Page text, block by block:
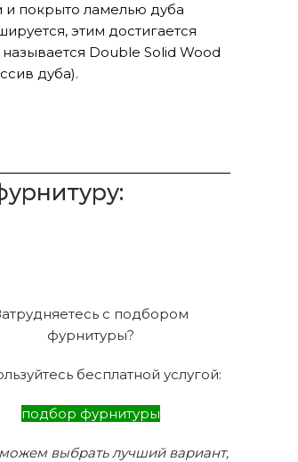
и покрыто ламелью дуба
этим достигается
Double Solid Wood
дуба).
с подбором
фурнитуры?
бесплатной услугой:
подбор фурнитуры
выбрать лучший вариант,